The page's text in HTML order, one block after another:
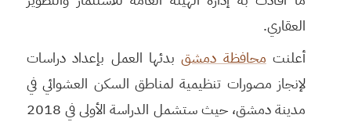
العقاري.
أعلنت محافظة دمشقبدئها العمل بإعداد دراسات
لإنجاز مصورات تنظيمية لمناطق السكن العشوائي في
مدينة دمشق، حيث ستشمل الدراسة الأولى في 2018